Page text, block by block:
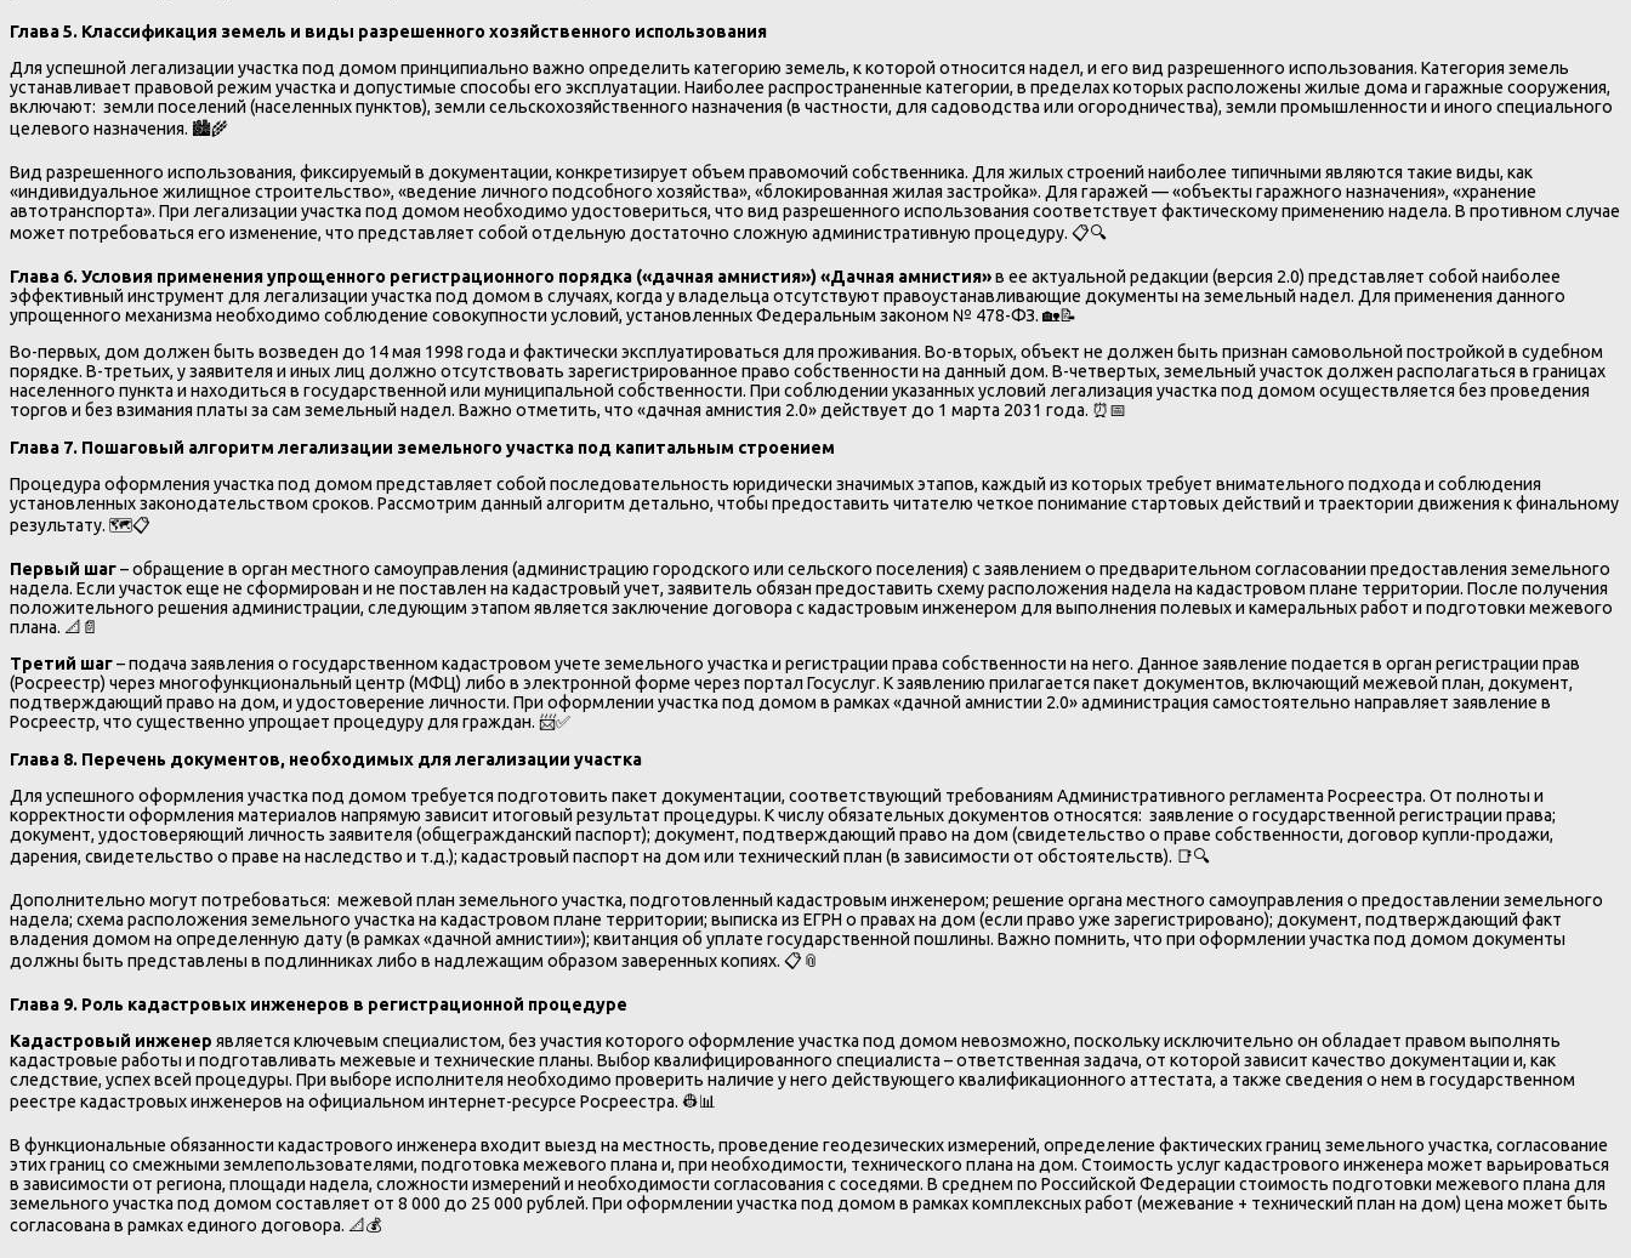
Глава 5. Классификация земель и виды разрешенного хозяйственного использования
Для успешной легализации участка под домом принципиально важно определить категорию земель, к которой относится надел, и его вид разрешенного использования. Категория земель
устанавливает правовой режим участка и допустимые способы его эксплуатации. Наиболее распространенные категории, в пределах которых расположены жилые дома и гаражные сооружения,
включают: земли поселений (населенных пунктов), земли сельскохозяйственного назначения (в частности, для садоводства или огородничества), земли промышленности и иного специального
целевого назначения. 🏙️🌾
Вид разрешенного использования, фиксируемый в документации, конкретизирует объем правомочий собственника. Для жилых строений наиболее типичными являются такие виды, как
«индивидуальное жилищное строительство», «ведение личного подсобного хозяйства», «блокированная жилая застройка». Для гаражей — «объекты гаражного назначения», «хранение
автотранспорта». При легализации участка под домом необходимо удостовериться, что вид разрешенного использования соответствует фактическому применению надела. В противном случае
может потребоваться его изменение, что представляет собой отдельную достаточно сложную административную процедуру. 📋🔍
Глава 6. Условия применения упрощенного регистрационного порядка («дачная амнистия») «Дачная амнистия»в ее актуальной редакции (версия 2.0) представляет собой наиболее
эффективный инструмент для легализации участка под домом в случаях, когда у владельца отсутствуют правоустанавливающие документы на земельный надел. Для применения данного
упрощенного механизма необходимо соблюдение совокупности условий, установленных Федеральным законом № 478-ФЗ. 🏡📝
Во-первых, дом должен быть возведен до 14 мая 1998 года и фактически эксплуатироваться для проживания. Во-вторых, объект не должен быть признан самовольной постройкой в судебном
порядке. В-третьих, у заявителя и иных лиц должно отсутствовать зарегистрированное право собственности на данный дом. В-четвертых, земельный участок должен располагаться в границах
населенного пункта и находиться в государственной или муниципальной собственности. При соблюдении указанных условий легализация участка под домом осуществляется без проведения
торгов и без взимания платы за сам земельный надел. Важно отметить, что «дачная амнистия 2.0» действует до 1 марта 2031 года. ⏰📅
Глава 7. Пошаговый алгоритм легализации земельного участка под капитальным строением
Процедура оформления участка под домом представляет собой последовательность юридически значимых этапов, каждый из которых требует внимательного подхода и соблюдения
установленных законодательством сроков. Рассмотрим данный алгоритм детально, чтобы предоставить читателю четкое понимание стартовых действий и траектории движения к финальному
результату. 🗺️📋
Первый шаг– обращение в орган местного самоуправления (администрацию городского или сельского поселения) с заявлением о предварительном согласовании предоставления земельного
надела. Если участок еще не сформирован и не поставлен на кадастровый учет, заявитель обязан предоставить схему расположения надела на кадастровом плане территории. После получения
положительного решения администрации, следующим этапом является заключение договора с кадастровым инженером для выполнения полевых и камеральных работ и подготовки межевого
плана. 📐📄
Третий шаг– подача заявления о государственном кадастровом учете земельного участка и регистрации права собственности на него. Данное заявление подается в орган регистрации прав
(Росреестр) через многофункциональный центр (МФЦ) либо в электронной форме через портал Госуслуг. К заявлению прилагается пакет документов, включающий межевой план, документ,
подтверждающий право на дом, и удостоверение личности. При оформлении участка под домом в рамках «дачной амнистии 2.0» администрация самостоятельно направляет заявление в
Росреестр, что существенно упрощает процедуру для граждан. 📨✅
Глава 8. Перечень документов, необходимых для легализации участка
Для успешного оформления участка под домом требуется подготовить пакет документации, соответствующий требованиям Административного регламента Росреестра. От полноты и
корректности оформления материалов напрямую зависит итоговый результат процедуры. К числу обязательных документов относятся: заявление о государственной регистрации права;
документ, удостоверяющий личность заявителя (общегражданский паспорт); документ, подтверждающий право на дом (свидетельство о праве собственности, договор купли-продажи,
дарения, свидетельство о праве на наследство и т.д.); кадастровый паспорт на дом или технический план (в зависимости от обстоятельств). 📑🔍
Дополнительно могут потребоваться: межевой план земельного участка, подготовленный кадастровым инженером; решение органа местного самоуправления о предоставлении земельного
надела; схема расположения земельного участка на кадастровом плане территории; выписка из ЕГРН о правах на дом (если право уже зарегистрировано); документ, подтверждающий факт
владения домом на определенную дату (в рамках «дачной амнистии»); квитанция об уплате государственной пошлины. Важно помнить, что при оформлении участка под домом документы
должны быть представлены в подлинниках либо в надлежащим образом заверенных копиях. 📋📎
Глава 9. Роль кадастровых инженеров в регистрационной процедуре
Кадастровый инженер является ключевым специалистом, без участия которого оформление участка под домом невозможно, поскольку исключительно он обладает правом выполнять
кадастровые работы и подготавливать межевые и технические планы. Выбор квалифицированного специалиста – ответственная задача, от которой зависит качество документации и, как
следствие, успех всей процедуры. При выборе исполнителя необходимо проверить наличие у него действующего квалификационного аттестата, а также сведения о нем в государственном
реестре кадастровых инженеров на официальном интернет-ресурсе Росреестра. 👷📊
В функциональные обязанности кадастрового инженера входит выезд на местность, проведение геодезических измерений, определение фактических границ земельного участка, согласование
этих границ со смежными землепользователями, подготовка межевого плана и, при необходимости, технического плана на дом. Стоимость услуг кадастрового инженера может варьироваться
в зависимости от региона, площади надела, сложности измерений и необходимости согласования с соседями. В среднем по Российской Федерации стоимость подготовки межевого плана для
земельного участка под домом составляет от 8 000 до 25 000 рублей. При оформлении участка под домом в рамках комплексных работ (межевание + технический план на дом) цена может быть
согласована в рамках единого договора. 📐💰